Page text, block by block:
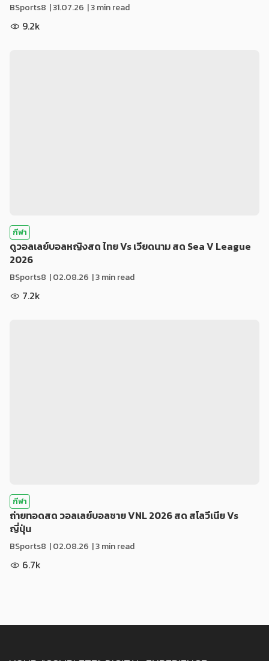
BSports8 |31.07.26 | 3 min read
9.2k
กีฬา
ดูวอลเลย์บอลหญิงสด ไทย Vs เวียดนาม สด Sea V League
2026
BSports8 |02.08.26 | 3 min read
7.2k
กีฬา
ถ่ายทอดสด วอลเลย์บอลชาย VNL 2026 สด สโลวีเนีย Vs
ญี่ปุ่น
BSports8 |02.08.26 | 3 min read
6.7k